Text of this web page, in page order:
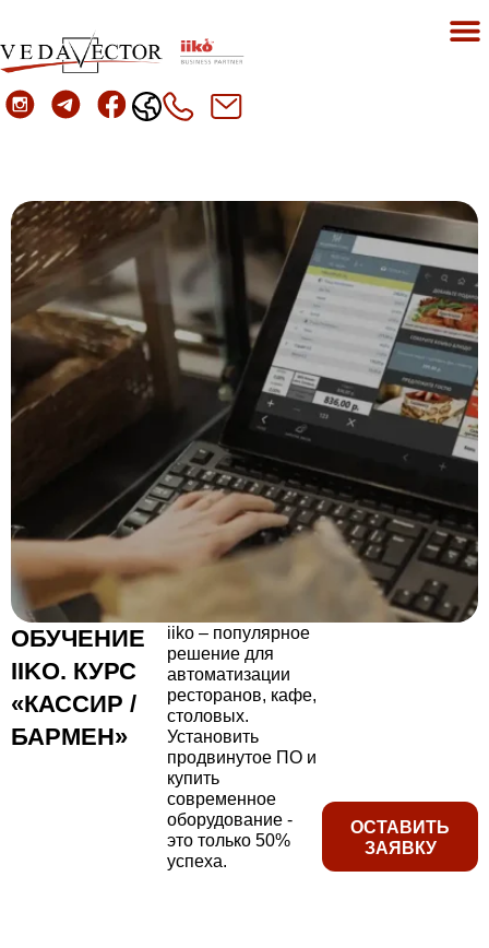
ОБУЧЕНИЕ
IIKO. КУРС
«КАССИР /
БАРМЕН»
iiko – популярное
решение для
автоматизации
ресторанов, кафе,
столовых.
Установить
продвинутое ПО и
купить
современное
оборудование -
это только 50%
успеха.
ОСТАВИТЬ
ЗАЯВКУ